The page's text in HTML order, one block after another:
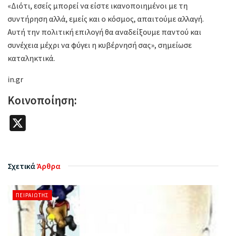
«Διότι, εσείς μπορεί να είστε ικανοποιημένοι με τη
συντήρηση αλλά, εμείς και ο κόσμος, απαιτούμε αλλαγή.
Αυτή την πολιτική επιλογή θα αναδείξουμε παντού και
συνέχεια μέχρι να φύγει η κυβέρνησή σας», σημείωσε
καταληκτικά.
in.gr
Κοινοποίηση:
ΣχετικάΆρθρα
ΠΕΙΡΑΙΏΤΗΣ